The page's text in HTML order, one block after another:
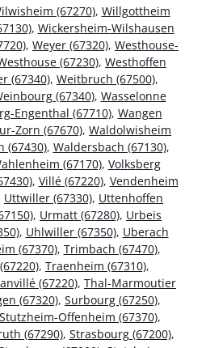
(67270), Willgottheim
, Wickersheim-Wilshausen
, Weyer (67320), Westhouse-
(67230), Westhoffen
(67340), Weitbruch (67500),
(67340), Wasselonne
Engenthal (67710), Wangen
Zorn (67670), Waldolwisheim
(67430), Waldersbach (67130),
(67170), Volksberg
, Villé (67220), Vendenheim
Uttwiller (67330), Uttenhoffen
, Urmatt (67280), Urbeis
, Uhlwiller (67350), Uberach
(67370), Trimbach (67470),
, Traenheim (67310),
(67220), Thal-Marmoutier
(67320), Surbourg (67250),
Stutzheim-Offenheim (67370),
(67290), Strasbourg (67200),